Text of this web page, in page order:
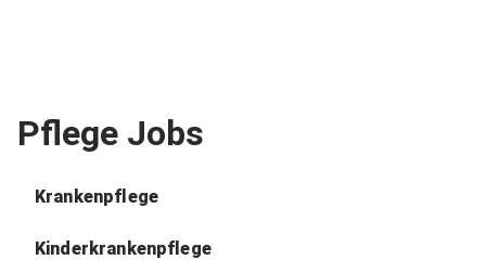
Pflege Jobs
Krankenpflege
Kinderkrankenpflege